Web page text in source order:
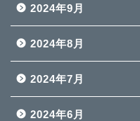
2024年9月
2024年8月
2024年7月
2024年6月